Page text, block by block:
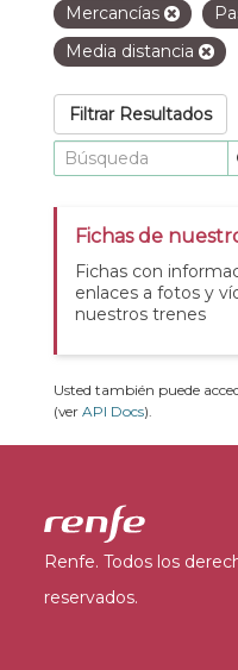
Mercancías
Media distancia
Filtrar Resultados
Fichas de
Fichas con
enlaces a fotos y
nuestros trenes
Usted también puede
(ver API Docs).
Renfe. Todos los
reservados.